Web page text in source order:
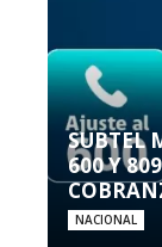
SUBTEL
600 Y
NACIONAL